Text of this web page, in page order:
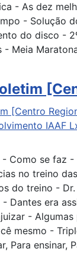
- As dez
- Solução
do disco -
- Meia
- Como se faz
no treino
do treino -
- Dantes era
-
mesmo -
Para ensinar,